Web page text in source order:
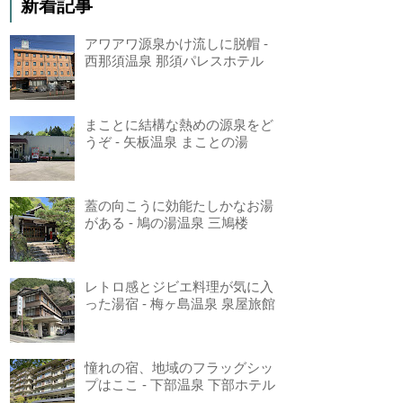
新着記事
アワアワ源泉かけ流しに脱帽 -
西那須温泉 那須パレスホテル
まことに結構な熱めの源泉をど
うぞ - 矢板温泉 まことの湯
蓋の向こうに効能たしかなお湯
がある - 鳩の湯温泉 三鳩楼
レトロ感とジビエ料理が気に入
った湯宿 - 梅ヶ島温泉 泉屋旅館
憧れの宿、地域のフラッグシッ
プはここ - 下部温泉 下部ホテル